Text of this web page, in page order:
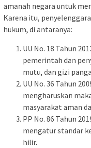
amanah negara untuk
Karena itu,
hukum, di antaranya:
UU No. 18 Tahun
pemerintah dan
mutu, dan gizi
UU No. 36 Tahun
mengharuskan
masyarakat aman
PP No. 86 Tahun
mengatur standar
hilir.